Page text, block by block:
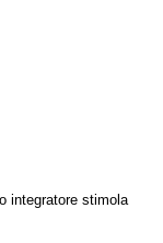
integratore stimola